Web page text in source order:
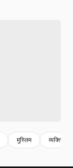
मुस्लिम व्यक्ति